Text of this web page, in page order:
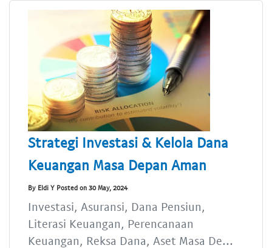
Strategi Investasi & Kelola Dana
Keuangan Masa Depan Aman
By Eldi Y Posted on 30 May, 2024
Investasi, Asuransi, Dana Pensiun,
Literasi Keuangan, Perencanaan
Keuangan, Reksa Dana, Aset Masa De...